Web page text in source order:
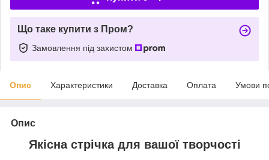
Що таке купити з Пром?
Замовлення під захистом
Опис Характеристики Доставка Оплата Умови
Опис
Якісна стрічка для вашої творчості